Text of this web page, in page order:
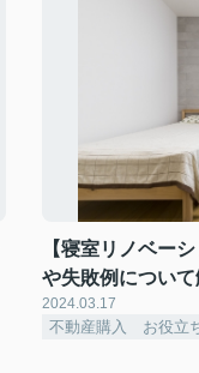
【寝室リノベー
や失敗例について
2024.03.17
不動産購入 お役立